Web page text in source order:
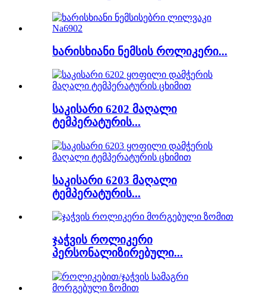
ხარისხიანი ნემსის როლიკერი...
საკისარი 6202 მაღალი
ტემპერატურის...
საკისარი 6203 მაღალი
ტემპერატურის...
ჯაჭვის როლიკერი
პერსონალიზირებული...